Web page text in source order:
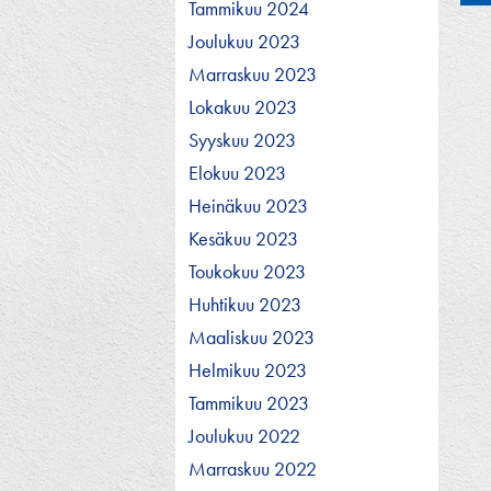
Tammikuu 2024
Joulukuu 2023
Marraskuu 2023
Lokakuu 2023
Syyskuu 2023
Elokuu 2023
Heinäkuu 2023
Kesäkuu 2023
Toukokuu 2023
Huhtikuu 2023
Maaliskuu 2023
Helmikuu 2023
Tammikuu 2023
Joulukuu 2022
Marraskuu 2022